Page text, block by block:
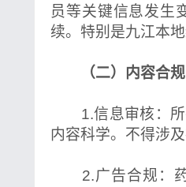
员等关键信息发生
续。特别是九江本
（二）内容合规
1.信息审核：所
内容科学。不得涉
2.广告合规：药